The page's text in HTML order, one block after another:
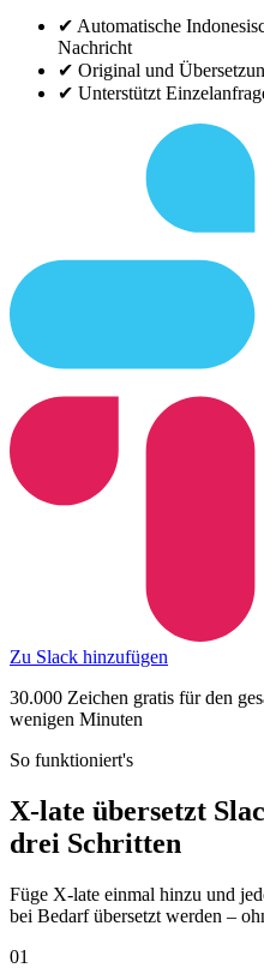
✔ Automatische
Nachricht
✔ Original und
✔ Unterstützt
Zu Slack hinzufügen
30.000 Zeichen gratis für den
wenigen Minuten
So funktioniert's
X-late übersetzt
drei Schritten
Füge X-late einmal hinzu und
bei Bedarf übersetzt werden –
01